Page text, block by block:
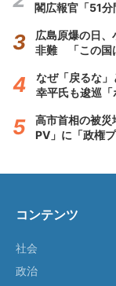
閣広報官「51分
広島原爆の日
非難 「この国
なぜ「戻るな
幸平氏も逡巡「
高市首相の被
PV」に「政権
コンテンツ
社会
政治